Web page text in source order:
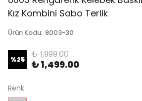
Kız Kombini Sabo Terlik
Ürün Kodu: 8003-30
%25 ₺ 1,999.00
₺ 1,499.00
Renk